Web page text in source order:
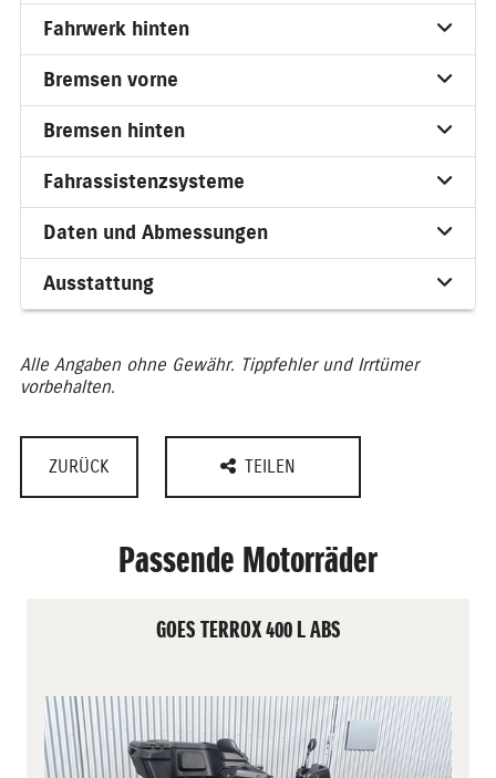
Fahrwerk hinten
Bremsen vorne
Bremsen hinten
Fahrassistenzsysteme
Daten und Abmessungen
Ausstattung
Alle Angaben ohne Gewähr. Tippfehler und Irrtümer
vorbehalten.
ZURÜCK TEILEN
Passende Motorräder
GOES TERROX 400 L ABS